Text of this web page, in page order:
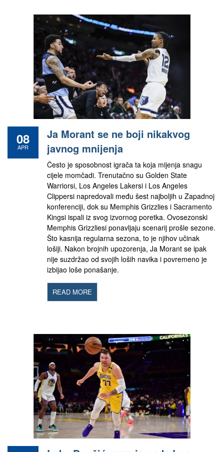
08
APR
Ja Morant se ne boji nikakvog
javnog mnijenja
Često je sposobnost igrača ta koja mijenja snagu
cijele momčadi. Trenutačno su Golden State
Warriorsi, Los Angeles Lakersi i Los Angeles
Clippersi napredovali među šest najboljih u Zapadnoj
konferenciji, dok su Memphis Grizzlies i Sacramento
Kingsi ispali iz svog izvornog poretka. Ovosezonski
Memphis Grizzliesi ponavljaju scenarij prošle sezone.
Što kasnija regularna sezona, to je njihov učinak
lošiji. Nakon brojnih upozorenja, Ja Morant se ipak
nije suzdržao od svojih loših navika i povremeno je
izbijao loše ponašanje.
READ MORE